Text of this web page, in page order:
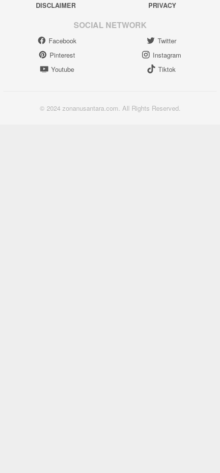
DISCLAIMER
PRIVACY
SOCIAL NETWORK
Facebook
Twitter
Pinterest
Instagram
Youtube
Tiktok
© 2024 zonanusantara.com. All Rights Reserved.